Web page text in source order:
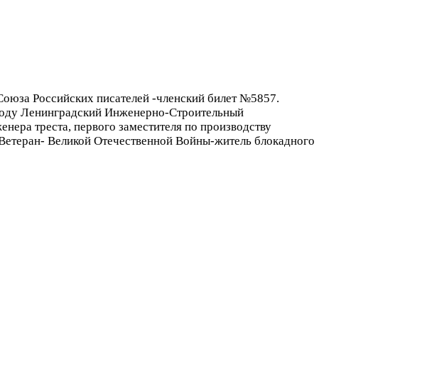
Российских писателей -членский билет №5857.
Ленинградский Инженерно-Строительный
треста, первого заместителя по производству
Великой Отечественной Войны-житель блокадного